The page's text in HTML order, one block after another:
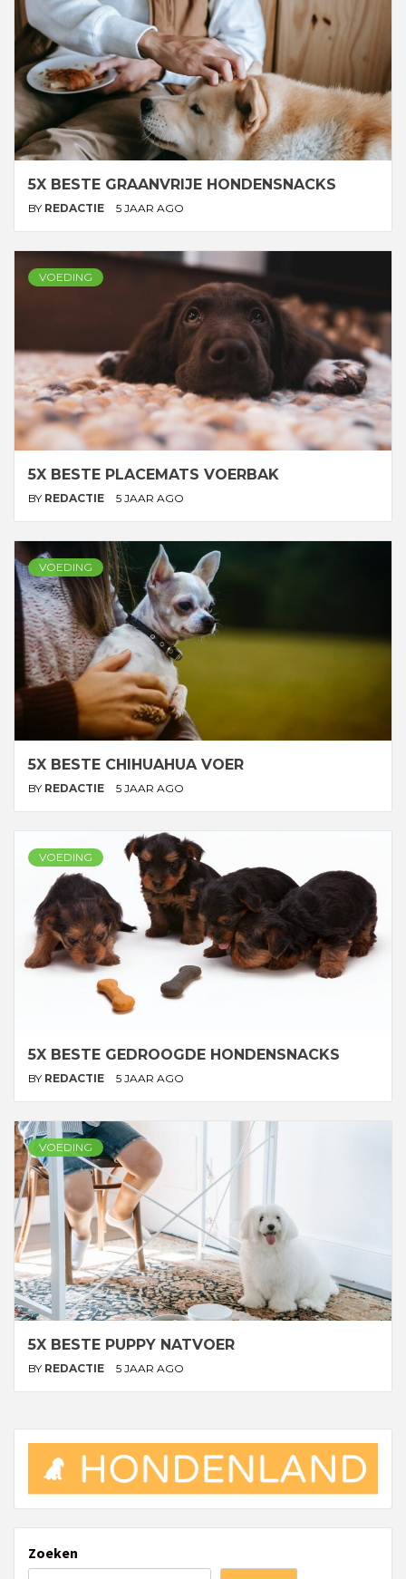
5X BESTE GRAANVRIJE HONDENSNACKS
BY REDACTIE 5 JAAR AGO
VOEDING
5X BESTE PLACEMATS VOERBAK
BY REDACTIE 5 JAAR AGO
VOEDING
5X BESTE CHIHUAHUA VOER
BY REDACTIE 5 JAAR AGO
VOEDING
5X BESTE GEDROOGDE HONDENSNACKS
BY REDACTIE 5 JAAR AGO
VOEDING
5X BESTE PUPPY NATVOER
BY REDACTIE 5 JAAR AGO
Zoeken